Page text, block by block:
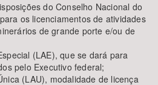
do Conselho Nacional do
os licenciamentos de atividades
de grande porte e/ou de
(LAE), que se dará para
pelo Executivo federal;
(LAU), modalidade de licença